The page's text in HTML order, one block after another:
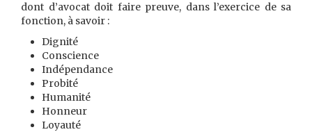
dont d’avocat doit faire preuve, dans l’exercice de sa
fonction, à savoir :
Dignité
Conscience
Indépendance
Probité
Humanité
Honneur
Loyauté